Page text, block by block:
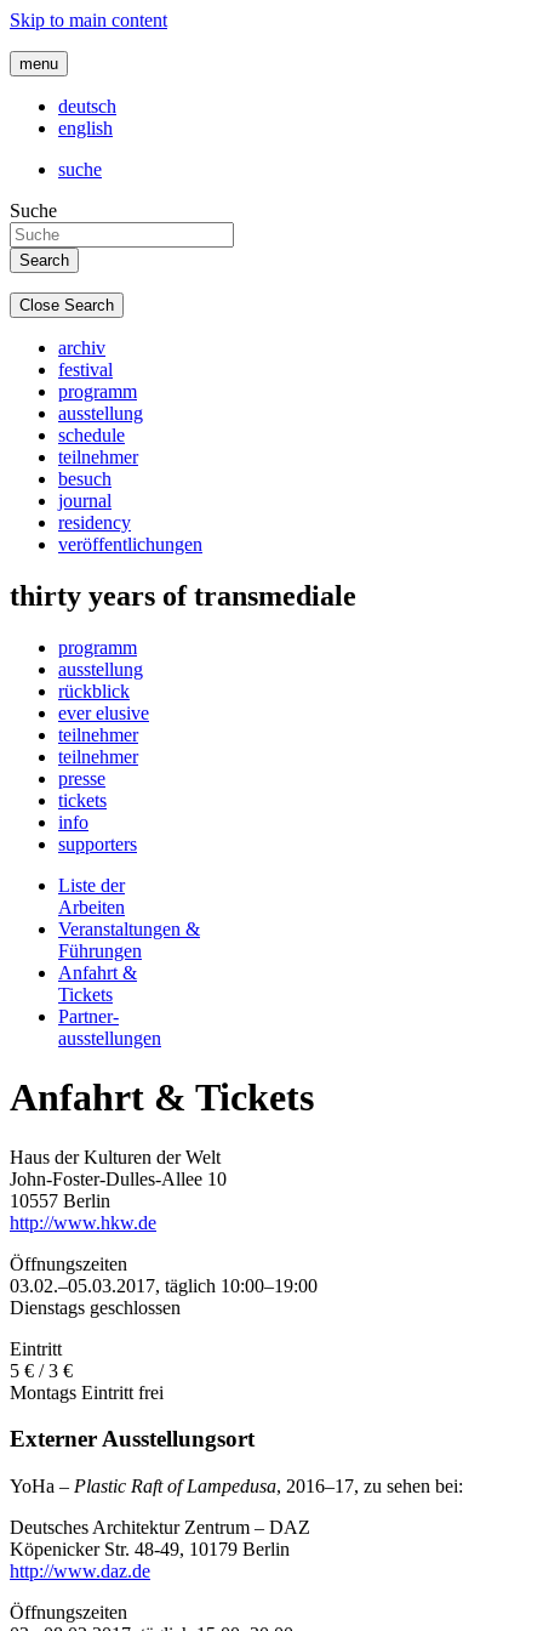
Skip to main content
menu
deutsch
english
suche
Suche
Close Search
archiv
festival
programm
ausstellung
schedule
teilnehmer
besuch
journal
residency
veröffentlichungen
thirty years of transmediale
programm
ausstellung
rückblick
ever elusive
teilnehmer
teilnehmer
presse
tickets
info
supporters
Liste der
Arbeiten
Veranstaltungen &
Führungen
Anfahrt &
Tickets
Partner-
ausstellungen
Anfahrt & Tickets
Haus der Kulturen der Welt
John-Foster-Dulles-Allee 10
10557 Berlin
http://www.hkw.de
Öffnungszeiten
03.02.–05.03.2017, täglich 10:00–19:00
Dienstags geschlossen
Eintritt
5 € / 3 €
Montags Eintritt frei
Externer Ausstellungsort
YoHa – Plastic Raft of Lampedusa, 2016–17, zu sehen bei:
Deutsches Architektur Zentrum – DAZ
Köpenicker Str. 48-49, 10179 Berlin
http://www.daz.de
Öffnungszeiten